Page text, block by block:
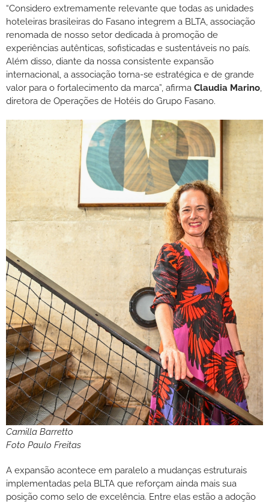
“Considero extremamente relevante que todas as unidades
hoteleiras brasileiras do Fasano integrem a BLTA, associação
renomada de nosso setor dedicada à promoção de
experiências autênticas, sofisticadas e sustentáveis no país.
Além disso, diante da nossa consistente expansão
internacional, a associação torna-se estratégica e de grande
valor para o fortalecimento da marca”, afirma Claudia Marino,
diretora de Operações de Hotéis do Grupo Fasano.
Camilla Barretto
Foto Paulo Freitas
A expansão acontece em paralelo a mudanças estruturais
implementadas pela BLTA que reforçam ainda mais sua
posição como selo de excelência. Entre elas estão a adoção